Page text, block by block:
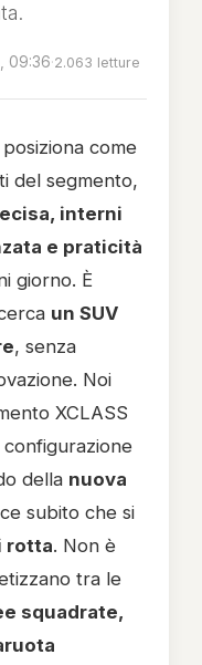
09:36·2.063 letture
posiziona come
del segmento,
interni
e praticità
giorno. È
un SUV
, senza
Noi
XCLASS
configurazione
della nuova
subito che si
rotta. Non è
tra le
squadrate,